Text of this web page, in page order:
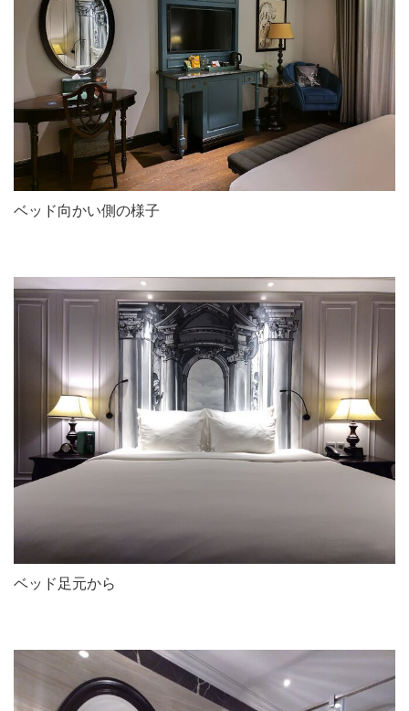
ベッド向かい側の様子
ベッド足元から